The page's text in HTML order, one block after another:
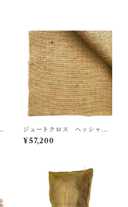
ジュートクロス ヘッシャン6
号 幅約115cm×長さ約100ｍ
¥57,200